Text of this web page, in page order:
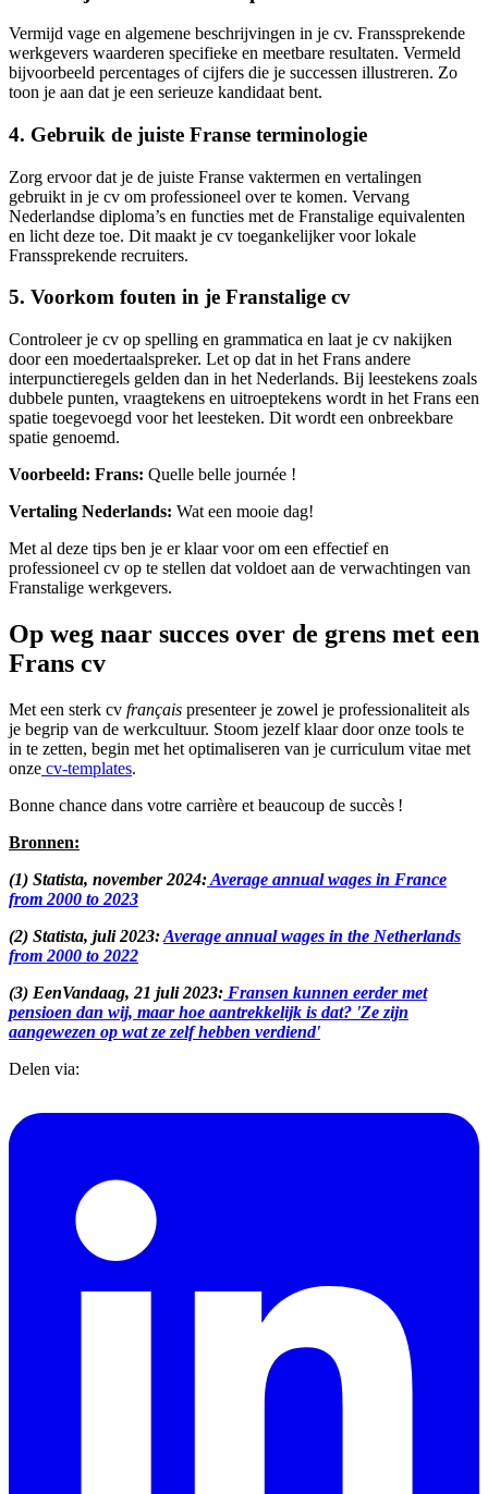
Vermijd vage en algemene beschrijvingen in je cv. Franssprekende
werkgevers waarderen specifieke en meetbare resultaten. Vermeld
bijvoorbeeld percentages of cijfers die je successen illustreren. Zo
toon je aan dat je een serieuze kandidaat bent.
4. Gebruik de juiste Franse terminologie
Zorg ervoor dat je de juiste Franse vaktermen en vertalingen
gebruikt in je cv om professioneel over te komen. Vervang
Nederlandse diploma’s en functies met de Franstalige equivalenten
en licht deze toe. Dit maakt je cv toegankelijker voor lokale
Franssprekende recruiters.
5. Voorkom fouten in je Franstalige cv
Controleer je cv op spelling en grammatica en laat je cv nakijken
door een moedertaalspreker. Let op dat in het Frans andere
interpunctieregels gelden dan in het Nederlands. Bij leestekens zoals
dubbele punten, vraagtekens en uitroeptekens wordt in het Frans een
spatie toegevoegd voor het leesteken. Dit wordt een onbreekbare
spatie genoemd.
Voorbeeld: Frans: Quelle belle journée !
Vertaling Nederlands: Wat een mooie dag!
Met al deze tips ben je er klaar voor om een effectief en
professioneel cv op te stellen dat voldoet aan de verwachtingen van
Franstalige werkgevers.
Op weg naar succes over de grens met een
Frans cv
Met een sterk cv français presenteer je zowel je professionaliteit als
je begrip van de werkcultuur. Stoom jezelf klaar door onze tools te
in te zetten, begin met het optimaliseren van je curriculum vitae met
onze cv-templates.
Bonne chance dans votre carrière et beaucoup de succès !
Bronnen:
(1) Statista, november 2024:Average annual wages in France
from 2000 to 2023
(2) Statista, juli 2023:Average annual wages in the Netherlands
from 2000 to 2022
(3) EenVandaag, 21 juli 2023: Fransen kunnen eerder met
pensioen dan wij, maar hoe aantrekkelijk is dat? 'Ze zijn
aangewezen op wat ze zelf hebben verdiend'
Delen via: